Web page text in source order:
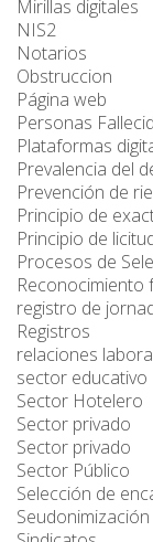
Mirillas digitales
NIS2
Notarios
Obstruccion
Página web
Personas
Plataformas
Prevalencia del
Prevención de
Principio de
Principio de
Procesos de
Reconocimiento
registro de
Registros
relaciones
sector educativo
Sector Hotelero
Sector privado
Sector privado
Sector Público
Selección de
Seudonimización